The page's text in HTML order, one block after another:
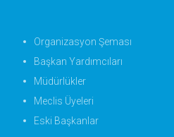
Organizasyon Şeması
Başkan Yardımcıları
Müdürlükler
Meclis Üyeleri
Eski Başkanlar